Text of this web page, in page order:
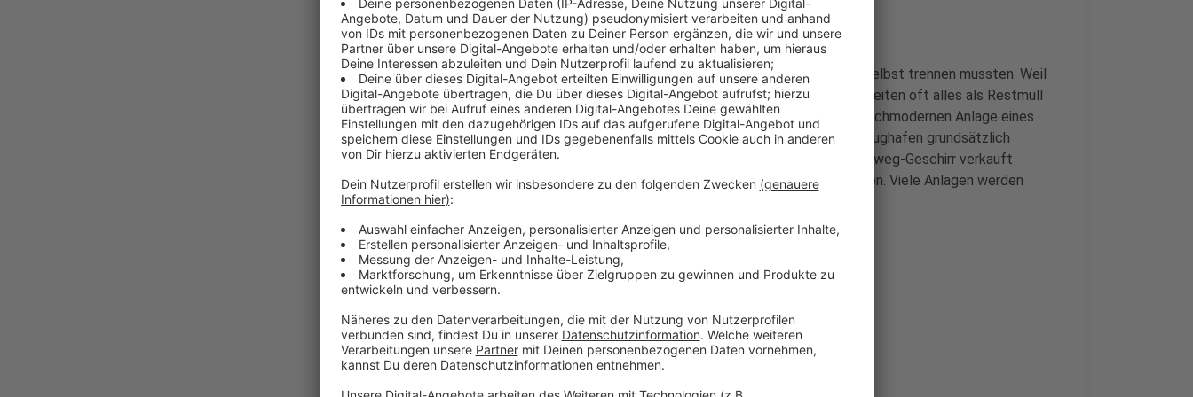
Anzeige
Sie ersetzen die alten Behälter, bei denen wir die Abfälle vorher selbst trennen mussten. Weil
das nicht immer korrekt passiert ist, musste vor allem zu Coronazeiten oft alles als Restmüll
entsorgt werden. In Zukunft wird der Abfall stattdessen in der hochmodernen Anlage eines
Entsorgungsbetriebs sortiert und recycelt. Gleichzeitig soll am Flughafen grundsätzlich
weniger Müll anfallen, weil Essen und Getränke dort auch im Mehrweg-Geschirr verkauft
werden. Auch auf den Toiletten am Airport soll es sauberer werden. Viele Anlagen werden
Anzeige
Anzeige
Sauberkeits-Offensive am Düsseldorfer Flughafen